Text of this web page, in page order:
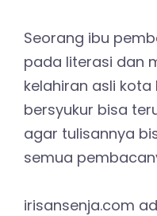
Seorang ibu
pada literasi dan
kelahiran asli
bersyukur bisa
agar tulisannya
semua
irisansenja.com